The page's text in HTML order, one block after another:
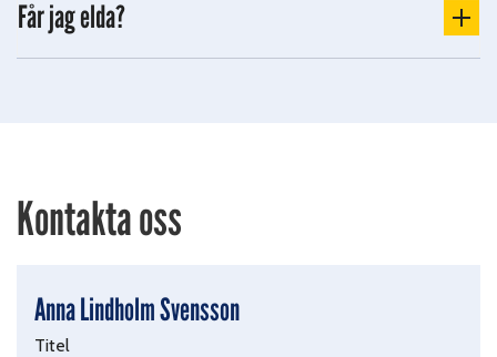
Får jag elda?
Kontakta oss
Anna Lindholm Svensson
Titel